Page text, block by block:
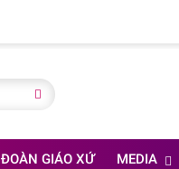
GIÁO XỨ MEDIA